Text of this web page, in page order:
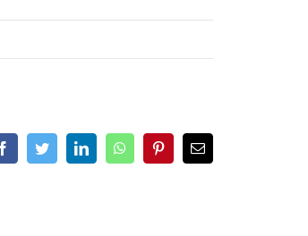
FacebookTwitterLinkedInWhatsAppPinterestEmail